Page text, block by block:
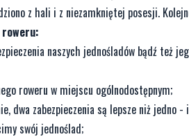
z hali i z niezamkniętej posesji.
roweru:
naszych jednośladów bądź też
roweru w miejscu ogólnodostępnym;
dwa zabezpieczenia są lepsze niż jedno -
swój jednoślad;